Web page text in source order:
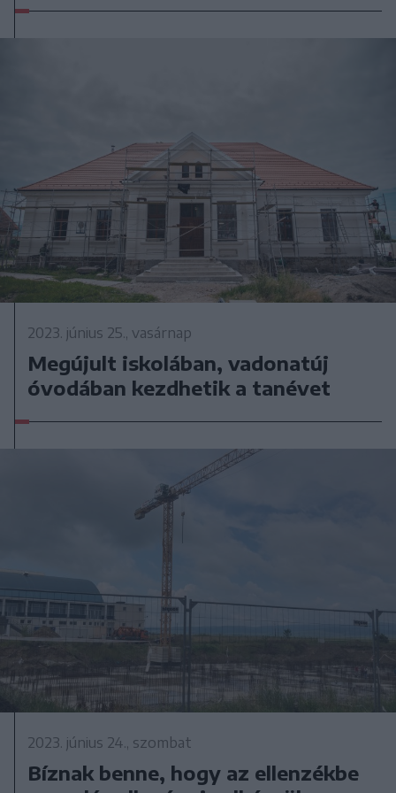
2023. június 25., vasárnap
Megújult iskolában, vadonatúj
óvodában kezdhetik a tanévet
2023. június 24., szombat
Bíznak benne, hogy az ellenzékbe